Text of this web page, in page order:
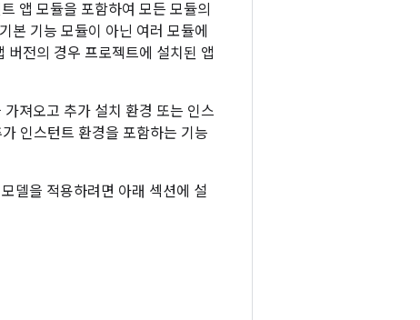
앱 모듈을 포함하여 모든 모듈의
본 기능 모듈이 아닌 여러 모듈에
버전의 경우 프로젝트에 설치된 앱
져오고 추가 설치 환경 또는 인스
인스턴트 환경을 포함하는 기능
델을 적용하려면 아래 섹션에 설